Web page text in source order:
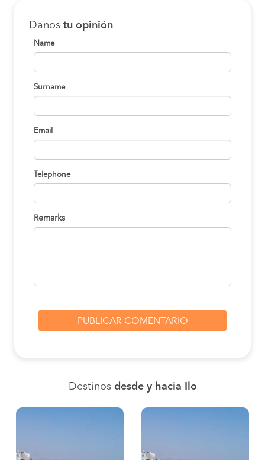
Danos tu opinión
Name
Surname
Email
Telephone
Remarks
Destinos desde y hacia Ilo